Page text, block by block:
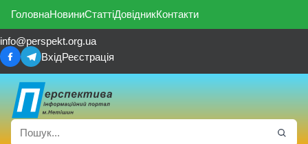
ГоловнаНовиниСтаттіДовідникКонтакти
info@perspekt.org.ua
ВхідРеєстрація